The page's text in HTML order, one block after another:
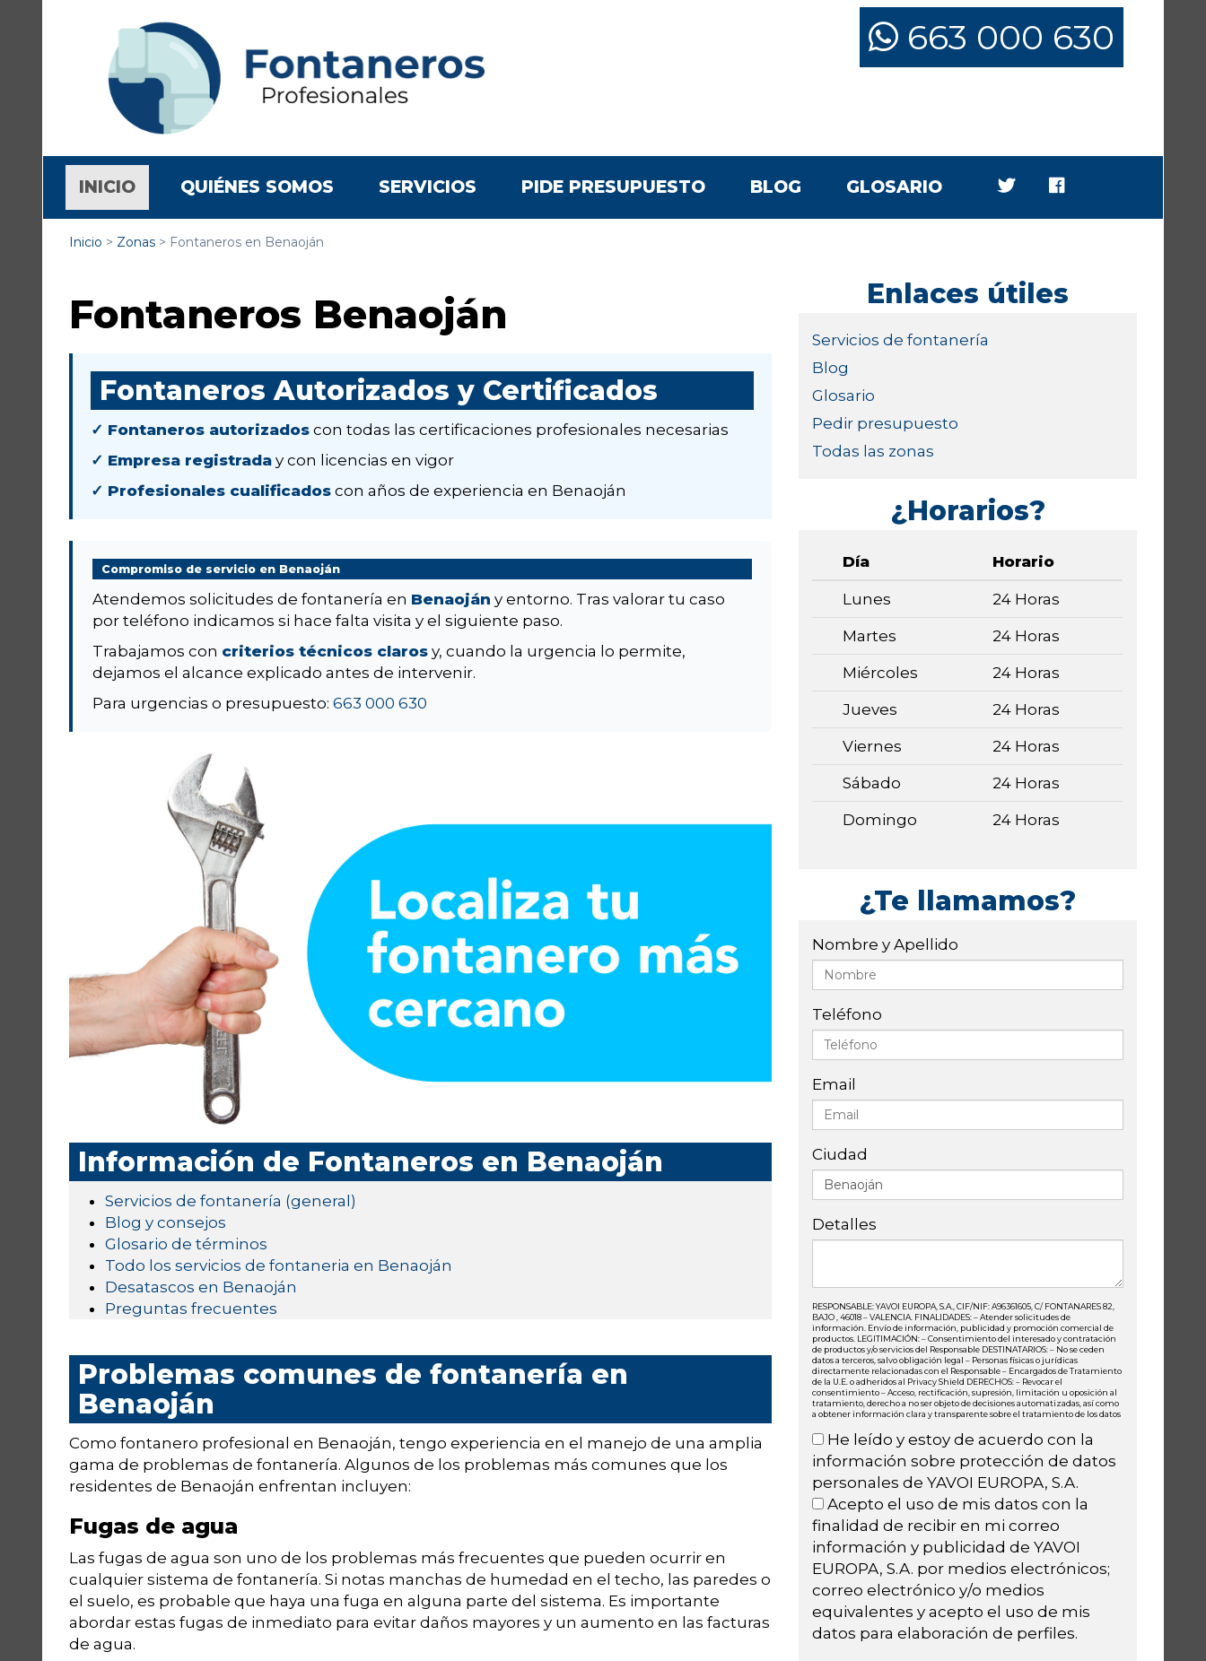
663 000 630
INICIO(CURRENT)
QUIÉNES SOMOS SERVICIOS PIDE PRESUPUESTO BLOG GLOSARIO
Inicio > Zonas > Fontaneros en Benaoján
Fontaneros Benaoján
Fontaneros Autorizados y Certificados
✓ Fontaneros autorizados con todas las certificaciones profesionales necesarias
✓ Empresa registrada y con licencias en vigor
✓ Profesionales cualificados con años de experiencia en Benaoján
Compromiso de servicio en Benaoján
Atendemos solicitudes de fontanería en Benaoján y entorno. Tras valorar tu caso
por teléfono indicamos si hace falta visita y el siguiente paso.
Trabajamos con criterios técnicos claros y, cuando la urgencia lo permite,
dejamos el alcance explicado antes de intervenir.
Para urgencias o presupuesto: 663 000 630
Información de Fontaneros en Benaoján
Servicios de fontanería (general)
Blog y consejos
Glosario de términos
Todo los servicios de fontaneria en Benaoján
Desatascos en Benaoján
Preguntas frecuentes
Problemas comunes de fontanería en
Benaoján
Como fontanero profesional en Benaoján, tengo experiencia en el manejo de una amplia
gama de problemas de fontanería. Algunos de los problemas más comunes que los
residentes de Benaoján enfrentan incluyen:
Fugas de agua
Las fugas de agua son uno de los problemas más frecuentes que pueden ocurrir en
cualquier sistema de fontanería. Si notas manchas de humedad en el techo, las paredes o
el suelo, es probable que haya una fuga en alguna parte del sistema. Es importante
abordar estas fugas de inmediato para evitar daños mayores y un aumento en las facturas
de agua.
Enlaces útiles
Servicios de fontanería
Blog
Glosario
Pedir presupuesto
Todas las zonas
¿Horarios?
Día Horario
Lunes 24 Horas
Martes 24 Horas
Miércoles 24 Horas
Jueves 24 Horas
Viernes 24 Horas
Sábado 24 Horas
Domingo 24 Horas
¿Te llamamos?
Nombre y Apellido
Teléfono
Email
Ciudad
Detalles
RESPONSABLE: YAVOI EUROPA, S.A., CIF/NIF: A96361605, C/ FONTANARES 82,
BAJO , 46018 – VALENCIA. FINALIDADES: – Atender solicitudes de
información. Envío de información, publicidad y promoción comercial de
productos. LEGITIMACIÓN: – Consentimiento del interesado y contratación
de productos y/o servicios del Responsable DESTINATARIOS: – No se ceden
datos a terceros, salvo obligación legal – Personas físicas o jurídicas
directamente relacionadas con el Responsable – Encargados de Tratamiento
de la U.E. o adheridos al Privacy Shield DERECHOS: – Revocar el
consentimiento – Acceso, rectificación, supresión, limitación u oposición al
tratamiento, derecho a no ser objeto de decisiones automatizadas, así como
a obtener información clara y transparente sobre el tratamiento de los datos
He leído y estoy de acuerdo con la
información sobre protección de datos
personales de YAVOI EUROPA, S.A.
Acepto el uso de mis datos con la
finalidad de recibir en mi correo
información y publicidad de YAVOI
EUROPA, S.A. por medios electrónicos;
correo electrónico y/o medios
equivalentes y acepto el uso de mis
datos para elaboración de perfiles.